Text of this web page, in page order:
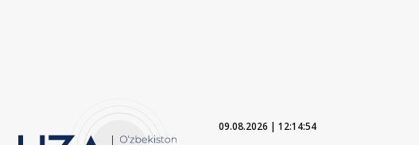
09.08.2026 | 12:14:54